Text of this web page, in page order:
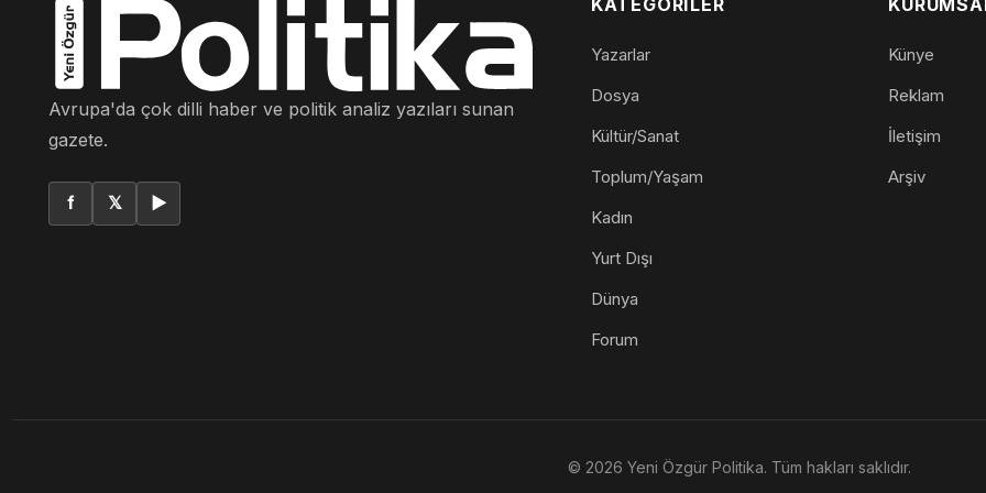
Avrupa'da çok dilli haber ve politik analiz yazıları sunan
gazete.
f 𝕏 ▶
Yazarlar
Dosya
Kültür/Sanat
Toplum/Yaşam
Kadın
Yurt Dışı
Dünya
Forum
Künye
Reklam
İletişim
Arşiv
© 2026 Yeni Özgür Politika. Tüm hakları saklıdır.